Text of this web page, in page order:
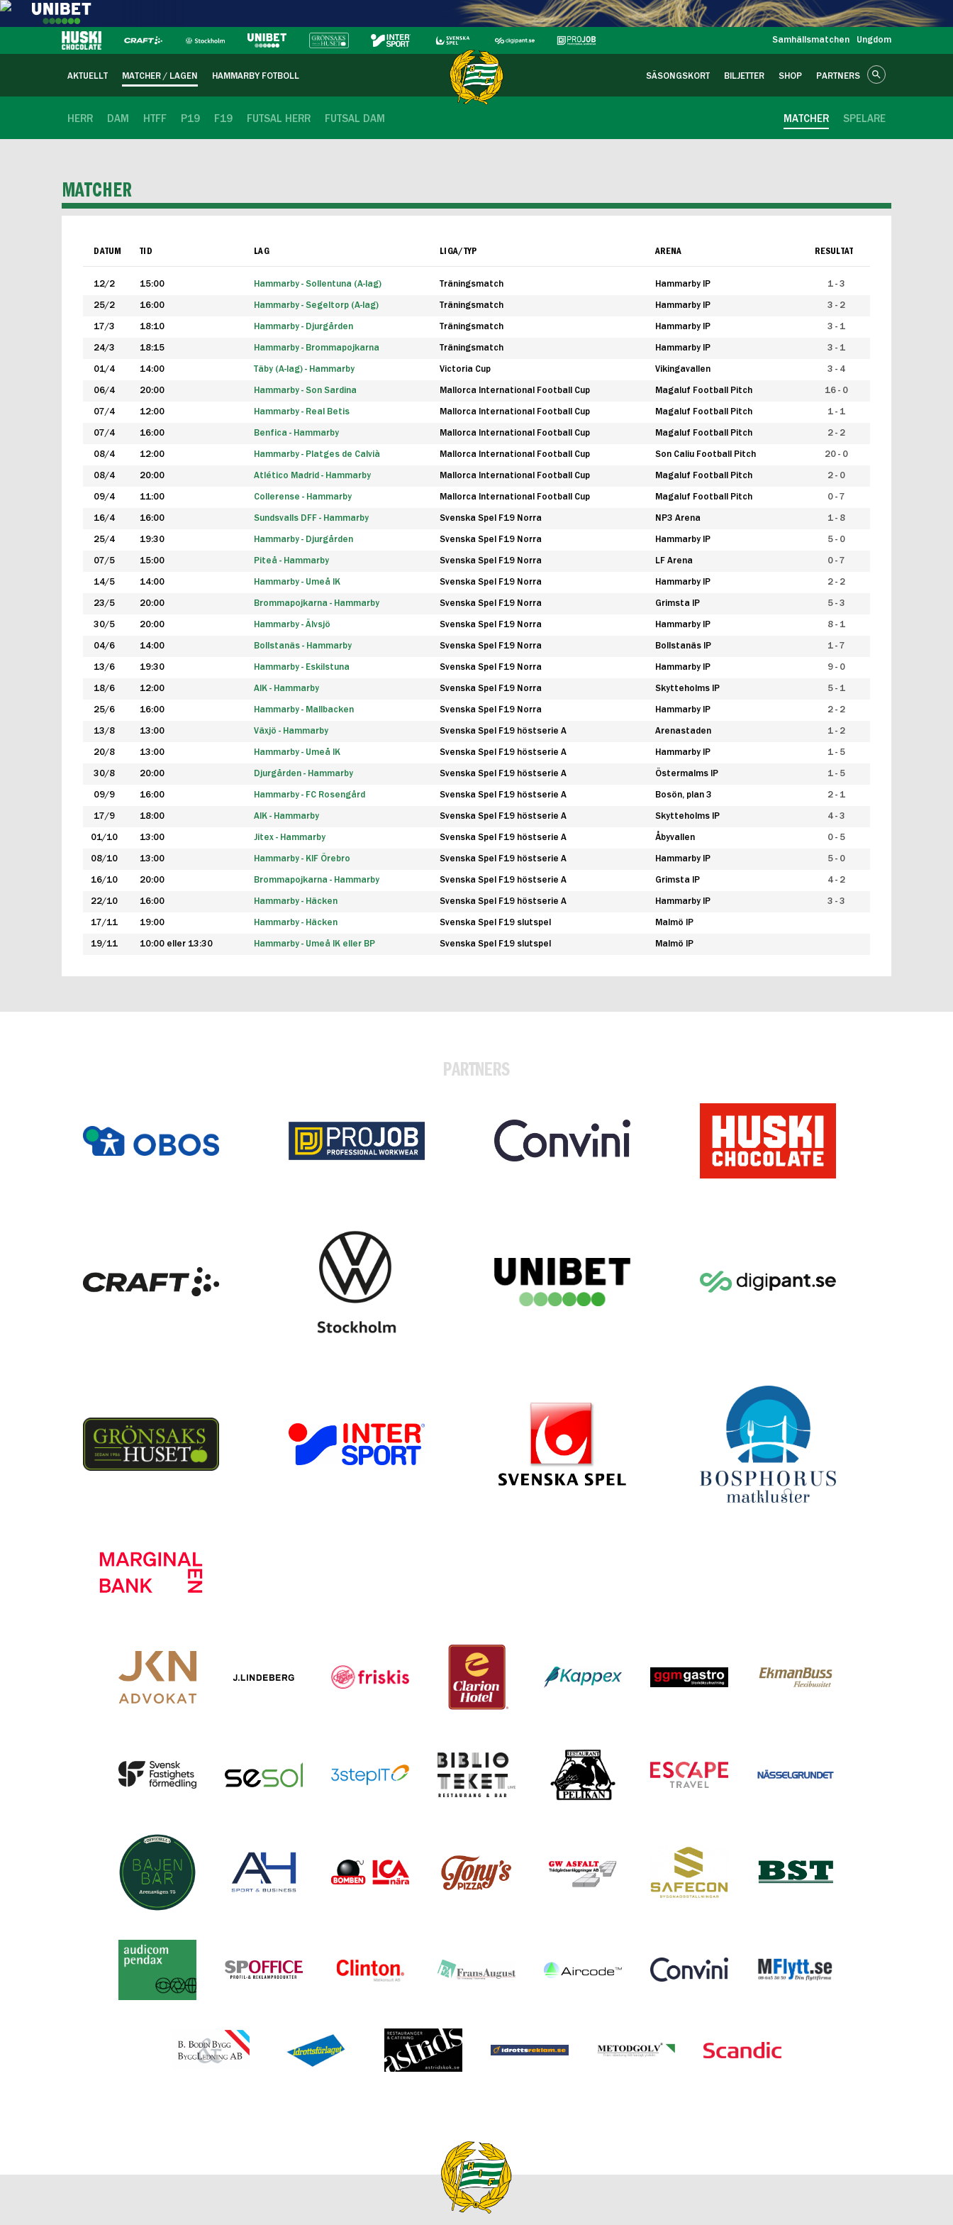
Samhällsmatchen Ungdom
AKTUELLT MATCHER / LAGEN HAMMARBY FOTBOLL SÄSONGSKORT BILJETTER SHOP PARTNERS
HERR DAM HTFF P19 F19 FUTSAL HERR FUTSAL DAM SPELARE
MATCHER
MATCHER
DATUM TID LAG LIGA/TYP ARENA RESULTAT
12/2 15:00 Hammarby - Sollentuna (A-lag) Träningsmatch Hammarby IP 1 - 3
25/2 16:00 Hammarby - Segeltorp (A-lag) Träningsmatch Hammarby IP 3 - 2
17/3 18:10 Hammarby - Djurgården Träningsmatch Hammarby IP 3 - 1
24/3 18:15 Hammarby - Brommapojkarna Träningsmatch Hammarby IP 3 - 1
01/4 14:00 Täby (A-lag) - Hammarby Victoria Cup Vikingavallen 3 - 4
06/4 20:00 Hammarby - Son Sardina Mallorca International Football Cup Magaluf Football Pitch 16 - 0
07/4 12:00 Hammarby - Real Betis Mallorca International Football Cup Magaluf Football Pitch 1 - 1
07/4 16:00 Benfica - Hammarby Mallorca International Football Cup Magaluf Football Pitch 2 - 2
08/4 12:00 Hammarby - Platges de Calvià Mallorca International Football Cup Son Caliu Football Pitch 20 - 0
08/4 20:00 Atlético Madrid - Hammarby Mallorca International Football Cup Magaluf Football Pitch 2 - 0
09/4 11:00 Collerense - Hammarby Mallorca International Football Cup Magaluf Football Pitch 0 - 7
16/4 16:00 Sundsvalls DFF - Hammarby Svenska Spel F19 Norra NP3 Arena 1 - 8
25/4 19:30 Hammarby - Djurgården Svenska Spel F19 Norra Hammarby IP 5 - 0
07/5 15:00 Piteå - Hammarby Svenska Spel F19 Norra LF Arena 0 - 7
14/5 14:00 Hammarby - Umeå IK Svenska Spel F19 Norra Hammarby IP 2 - 2
23/5 20:00 Brommapojkarna - Hammarby Svenska Spel F19 Norra Grimsta IP 5 - 3
30/5 20:00 Hammarby - Älvsjö Svenska Spel F19 Norra Hammarby IP 8 - 1
04/6 14:00 Bollstanäs - Hammarby Svenska Spel F19 Norra Bollstanäs IP 1 - 7
13/6 19:30 Hammarby - Eskilstuna Svenska Spel F19 Norra Hammarby IP 9 - 0
18/6 12:00 AIK - Hammarby Svenska Spel F19 Norra Skytteholms IP 5 - 1
25/6 16:00 Hammarby - Mallbacken Svenska Spel F19 Norra Hammarby IP 2 - 2
13/8 13:00 Växjö - Hammarby Svenska Spel F19 höstserie A Arenastaden 1 - 2
20/8 13:00 Hammarby - Umeå IK Svenska Spel F19 höstserie A Hammarby IP 1 - 5
30/8 20:00 Djurgården - Hammarby Svenska Spel F19 höstserie A Östermalms IP 1 - 5
09/9 16:00 Hammarby - FC Rosengård Svenska Spel F19 höstserie A Bosön, plan 3 2 - 1
17/9 18:00 AIK - Hammarby Svenska Spel F19 höstserie A Skytteholms IP 4 - 3
01/10 13:00 Jitex - Hammarby Svenska Spel F19 höstserie A Åbyvallen 0 - 5
08/10 13:00 Hammarby - KIF Örebro Svenska Spel F19 höstserie A Hammarby IP 5 - 0
16/10 20:00 Brommapojkarna - Hammarby Svenska Spel F19 höstserie A Grimsta IP 4 - 2
22/10 16:00 Hammarby - Häcken Svenska Spel F19 höstserie A Hammarby IP 3 - 3
17/11 19:00 Hammarby - Häcken Svenska Spel F19 slutspel Malmö IP
19/11 10:00 eller 13:30 Hammarby - Umeå IK eller BP Svenska Spel F19 slutspel Malmö IP
PARTNERS